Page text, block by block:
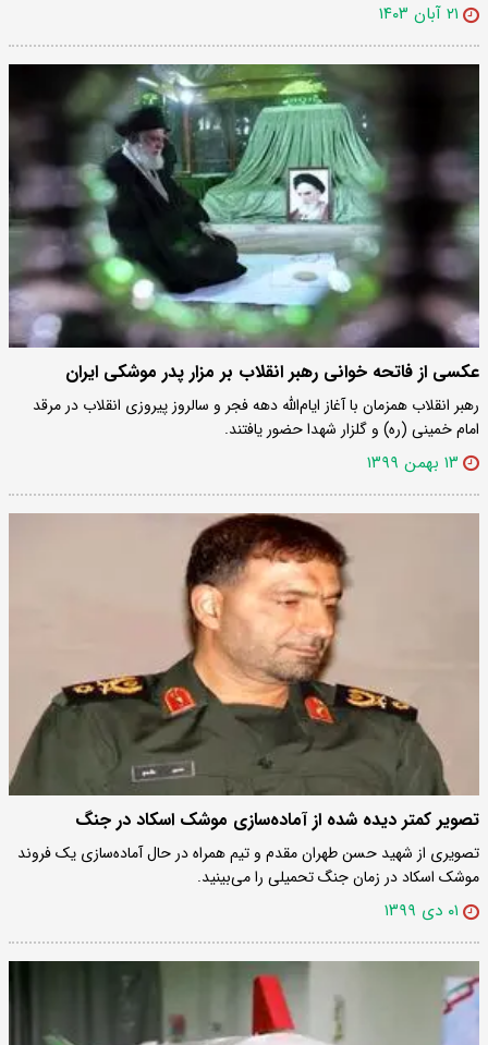
۲۱ آبان ۱۴۰۳
عکسی از فاتحه خوانی رهبر انقلاب بر مزار پدر موشکی ایران
رهبر انقلاب همزمان با آغاز ایام‌الله دهه فجر و سالروز پیروزی انقلاب در مرقد
امام خمینی (ره) و گلزار شهدا حضور یافتند.
۱۳ بهمن ۱۳۹۹
تصویر کمتر دیده شده از آماده‌سازی موشک اسکاد در جنگ
تصویری از شهید حسن طهران مقدم و تیم همراه در حال آماده‌سازی یک فروند
موشک اسکاد در زمان جنگ تحمیلی را می‌بینید.
۰۱ دی ۱۳۹۹